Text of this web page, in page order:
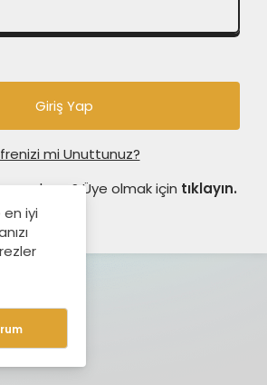
mi Unuttunuz?
yok mu? Üye olmak için tıklayın.
iyi